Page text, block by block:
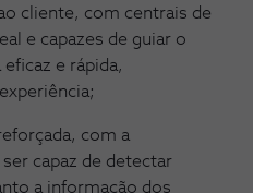
cliente, com centrais de
e capazes de guiar o
e rápida,
com a
capaz de detectar
a informação dos